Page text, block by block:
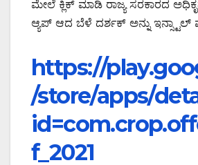
ಮೇಲೆ ಕ್ಲಿಕ್ ಮಾಡಿ ರಾಜ್ಯ ಸರಕಾರದ
ಆ್ಯಪ್ ಆದ ಬೆಳೆ ದರ್ಶಕ್ ಅನ್ನು ಇನ್ಸ್ಟಾಲ್
https://
/store/apps/
f_2021